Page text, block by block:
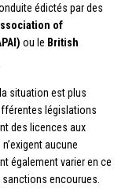
édictés par des
of
ou le British
situation est plus
législations
des licences aux
aucune
également varier en ce
encourues.